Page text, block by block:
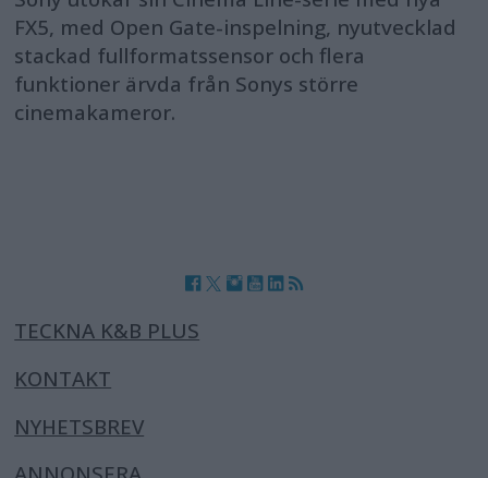
FX5, med Open Gate-inspelning, nyutvecklad
stackad fullformatssensor och flera
funktioner ärvda från Sonys större
cinemakameror.
TECKNA K&B PLUS
KONTAKT
NYHETSBREV